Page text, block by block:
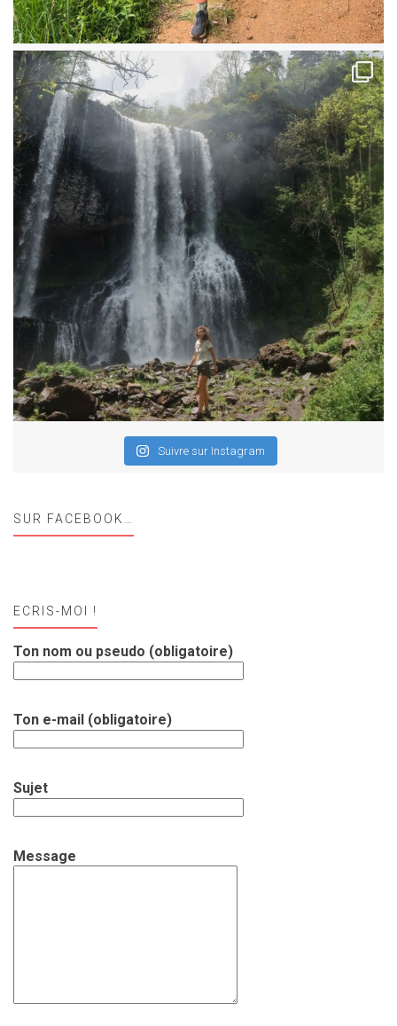
Suivre sur Instagram
SUR FACEBOOK…
ECRIS-MOI !
Ton nom ou pseudo (obligatoire)
Ton e-mail (obligatoire)
Sujet
Message